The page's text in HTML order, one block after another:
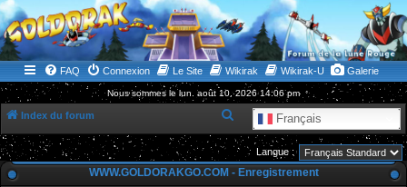
WWW.GOLDORAKGO.COM
le site de la Lune Rouge
FAQ Connexion Le Site Wikirak Wikirak-U Galerie
Nous sommes le lun. août 10, 2026 14:06 pm
Index du forum Français
e
c
h
Langue :
WWW.GOLDORAKGO.COM - Enregistrement